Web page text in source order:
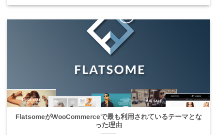
FlatsomeがWooCommerceで最も利用されているテーマとな
った理由